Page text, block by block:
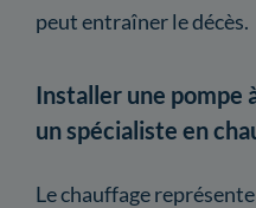
peut entraîner le décès.
Installer une pompe
un spécialiste en
Le chauffage